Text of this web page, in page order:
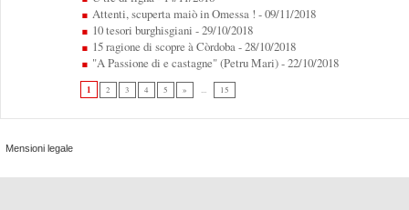
Attenti, scuperta maiò in Omessa ! - 09/11/2018
10 tesori burghisgiani - 29/10/2018
15 ragione di scopre à Còrdoba- 28/10/2018
"A Passione di e castagne" (Petru Mari)- 22/10/2018
1 2 3 4 5 » ... 15
Mensioni legale